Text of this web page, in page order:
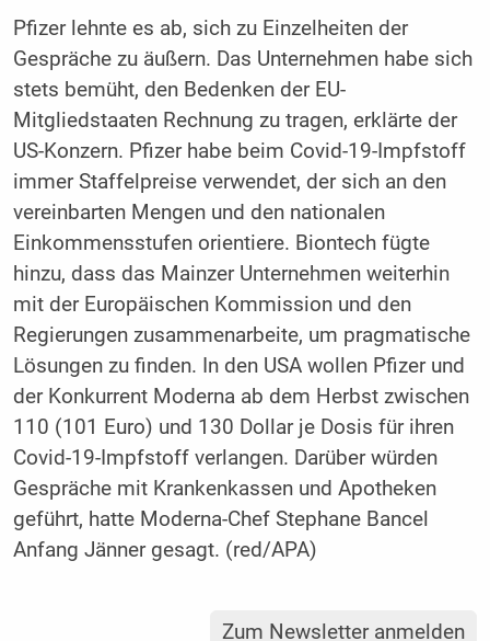
Pfizer lehnte es ab, sich zu Einzelheiten der
Gespräche zu äußern. Das Unternehmen habe sich
stets bemüht, den Bedenken der EU-
Mitgliedstaaten Rechnung zu tragen, erklärte der
US-Konzern. Pfizer habe beim Covid-19-Impfstoff
immer Staffelpreise verwendet, der sich an den
vereinbarten Mengen und den nationalen
Einkommensstufen orientiere. Biontech fügte
hinzu, dass das Mainzer Unternehmen weiterhin
mit der Europäischen Kommission und den
Regierungen zusammenarbeite, um pragmatische
Lösungen zu finden. In den USA wollen Pfizer und
der Konkurrent Moderna ab dem Herbst zwischen
110 (101 Euro) und 130 Dollar je Dosis für ihren
Covid-19-Impfstoff verlangen. Darüber würden
Gespräche mit Krankenkassen und Apotheken
geführt, hatte Moderna-Chef Stephane Bancel
Anfang Jänner gesagt. (red/APA)
Zum Newsletter anmelden